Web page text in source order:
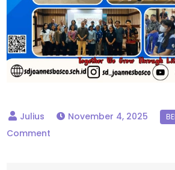
November 4, 2025
Comment